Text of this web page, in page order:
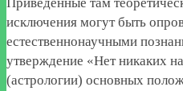
исключения могут быть
естественнонаучными
утверждение «Нет никаких
(астрологии) основных